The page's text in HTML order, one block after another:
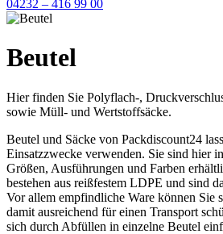
04232 – 416 99 00
Beutel
Hier finden Sie Polyflach-,
sowie Müll- und Wertstoffsäcke.
Beutel und Säcke von Packdiscount24
Einsatzzwecke verwenden. Sie sind hier
Größen, Ausführungen und Farben
bestehen aus reißfestem LDPE und sind
Vor allem empfindliche Ware können Sie
damit ausreichend für einen Transport
sich durch Abfüllen in einzelne Beutel